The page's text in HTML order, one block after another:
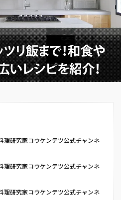
理研究家コウケンテツ公式チャンネ
理研究家コウケンテツ公式チャンネ
理研究家コウケンテツ公式チャンネ